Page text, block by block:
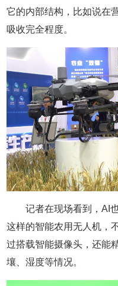
它的内部结构，比如说在
吸收完全程度。
记者在现场看到，AI
这样的智能农用无人机，
过搭载智能摄像头，还能
壤、湿度等情况。